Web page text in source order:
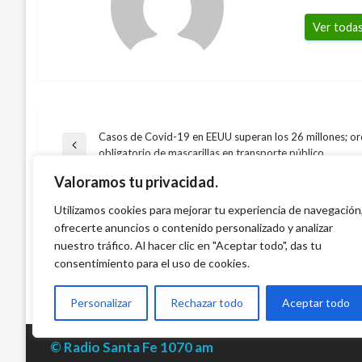
Valoramos tu privacidad.
Utilizamos cookies para mejorar tu experiencia de navegación,
ofrecerte anuncios o contenido personalizado y analizar
nuestro tráfico. Al hacer clic en "Aceptar todo", das tu
consentimiento para el uso de cookies.
Personalizar Rechazar todo Aceptar todo
Ver
Navegación
de
entradas
Entrada
Casos de Covid-19 en EEUU superan los 26 millones;
obligatorio de mascarillas en transporte público
TAMBIÉN PODRÍA GUSTARTE
Prensa inglesa dice que Chelsea pagaría
euros por Falcao
Iván Briceño miércoles septiembre 26, 2012
DEPORTES
Como en un día de entrenamiento, la
Madrid humilló 8-0 a Millonarios
Daniel Mulford miércoles septiembre 26, 2012
© Radio Santa Fe 1070 am